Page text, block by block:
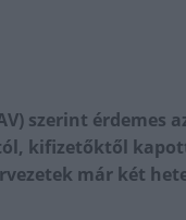
szerint érdemes
kifizetőktől kapott
már két